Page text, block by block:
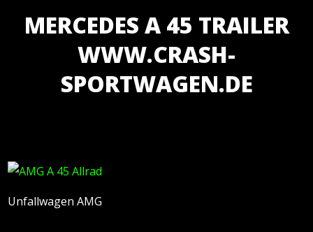
MERCEDES A 45 TRAILER
WWW.CRASH-
SPORTWAGEN.DE
Unfallwagen AMG